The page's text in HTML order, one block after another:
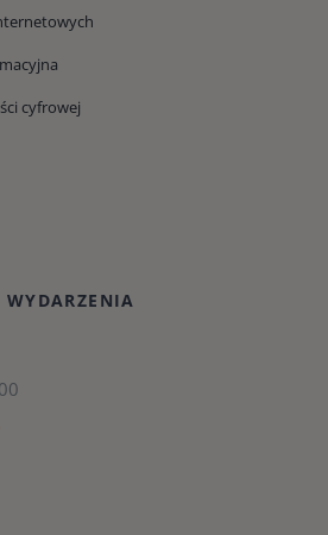
cyfrowej
WYDARZENIA